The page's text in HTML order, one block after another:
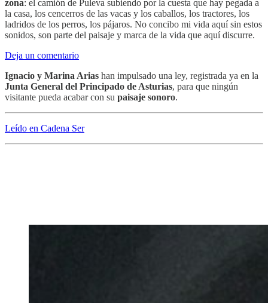
zona: el camión de Puleva subiendo por la cuesta que hay pegada a
la casa, los cencerros de las vacas y los caballos, los tractores, los
ladridos de los perros, los pájaros. No concibo mi vida aquí sin estos
sonidos, son parte del paisaje y marca de la vida que aquí discurre.
Deja un comentario
Ignacio y Marina Arias han impulsado una ley, registrada ya en la
Junta General del Principado de Asturias, para que ningún
visitante pueda acabar con su paisaje sonoro.
Leído en Cadena Ser